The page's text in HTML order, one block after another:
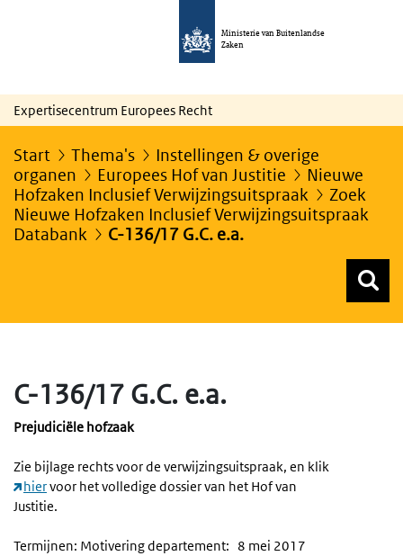
Ministerie van Buitenlandse
Zaken
Expertisecentrum Europees Recht
Start Thema's
Instellingen & overige
organen
Europees Hof van Justitie
Nieuwe
Hofzaken Inclusief Verwijzingsuitspraak
Zoek
Nieuwe Hofzaken Inclusief Verwijzingsuitspraak
Databank
C-136/17 G.C. e.a.
C-136/17 G.C. e.a.
Prejudiciële hofzaak
Zie bijlage rechts voor de verwijzingsuitspraak, en klik
hiervoor het volledige dossier van het Hof van
Justitie.
Termijnen: Motivering departement: 8 mei 2017